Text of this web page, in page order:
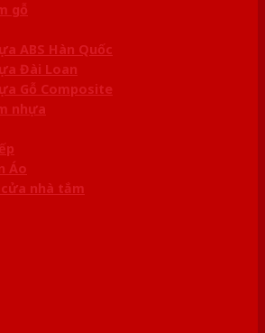
gỗ
ABS Hàn Quốc
Đài Loan
Gỗ Composite
nhựa
Áo
cửa nhà tắm